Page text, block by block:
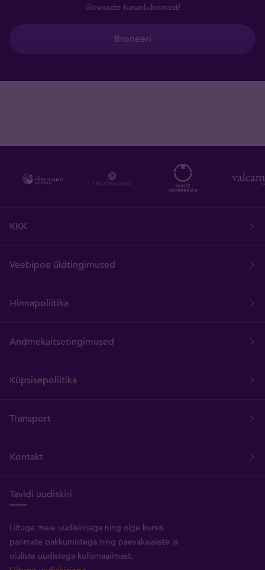
ülevaade turuolukorrast!
Broneeri
KKK
Veebipoe üldtingimused
Hinnapoliitika
Andmekaitsetingimused
Küpsisepoliitika
Transport
Kontakt
Tavidi uudiskiri
Liituge meie uudiskirjaga ning olge kursis
parimate pakkumistega ning päevakajaliste ja
oluliste uudistega kullamaailmast.